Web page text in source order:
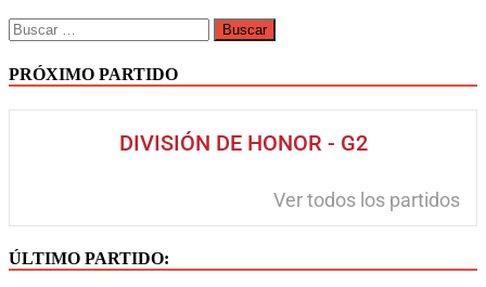
PRÓXIMO PARTIDO
DIVISIÓN DE HONOR - G2
Ver todos los partidos
ÚLTIMO PARTIDO: